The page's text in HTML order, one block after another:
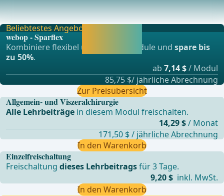
Tumoren der Nebenniere sind entweder primäre
Neoplasien oder Metastasen. Die primären Nebennierentu
Einzelfreischaltung
Freischaltungdieses Lehrbeitragsfür 3 Tage.
9,20 $ inkl. MwSt.
In den Warenkorb
Beliebtestes Angebot
webop - Sparflex
Kombiniere flexibel unsere Lernmodule undspare bis
zu 50%.
ab 7,14 $/ Modul
85,75 $/ jährliche Abrechnung
Zur Preisübersicht
Allgemein- und Viszeralchirurgie
Alle Lehrbeiträge in diesem Modul freischalten.
14,29 $/ Monat
171,50 $ / jährliche Abrechnung
In den Warenkorb